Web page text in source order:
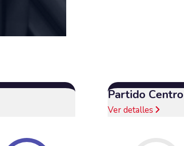
Partido
Ver detalles